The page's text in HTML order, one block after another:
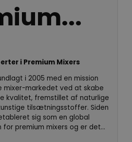
i Premium Mixers
i 2005 med en mission
mixer-markedet ved at skabe
kvalitet, fremstillet af naturlige
tilsætningsstoffer. Siden
sig som en global
for premium mixers og er det...